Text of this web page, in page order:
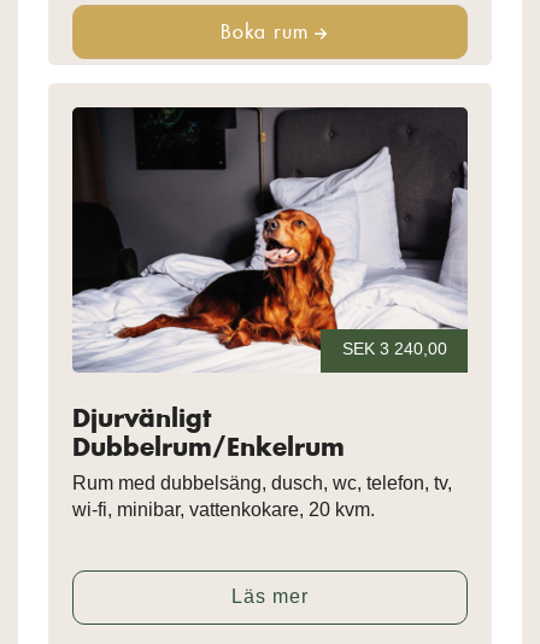
Boka rum
Djurvänligt
Dubbelrum/Enkelrum
Rum med dubbelsäng, dusch, wc, telefon, tv,
wi-fi, minibar, vattenkokare, 20 kvm.
Läs mer
SEK 3 240,00